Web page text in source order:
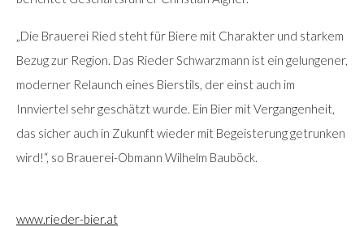
„Die Brauerei Ried steht für Biere mit Charakter und starkem
Bezug zur Region. Das Rieder Schwarzmann ist ein gelungener,
moderner Relaunch eines Bierstils, der einst auch im
Innviertel sehr geschätzt wurde. Ein Bier mit Vergangenheit,
das sicher auch in Zukunft wieder mit Begeisterung getrunken
wird!“, so Brauerei-Obmann Wilhelm Bauböck.
www.rieder-bier.at